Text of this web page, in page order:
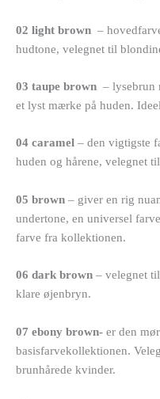
02 light brown –
hudtone, velegnet til
03 taupe brown – lysebrun
et lyst mærke på huden.
04 caramel – den vigtigste
huden og hårene, velegnet
05 brown – giver en rig
undertone, en universel
farve fra kollektionen.
06 dark brown – velegnet
klare øjenbryn.
07 ebony brown- er den
basisfarvekollektionen.
brunhårede kvinder.